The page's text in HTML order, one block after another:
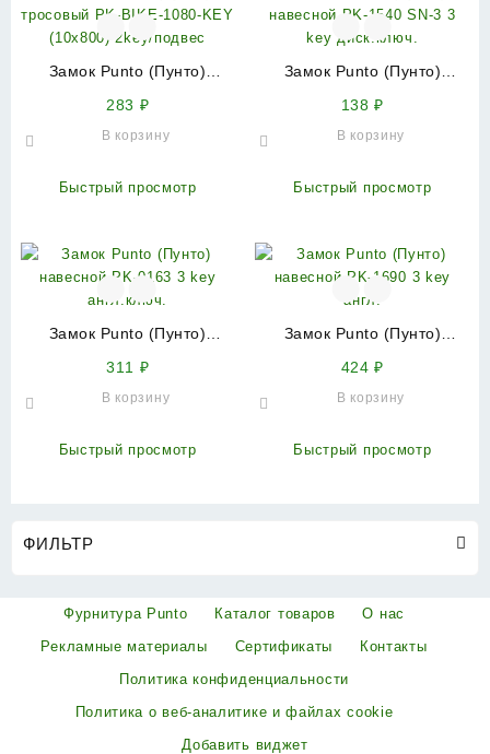
Замок Punto (Пунто)
283 ₽
В корзину
Быстрый просмотр
Замок Punto (Пунто)
138₽
В корзину
Быстрый просмотр
Замок Punto (Пунто)
311 ₽
В корзину
Быстрый просмотр
Замок Punto (Пунто)
424₽
В корзину
Быстрый просмотр
ФИЛЬТР
Фурнитура Punto Каталог товаров
О нас
Рекламные материалы
Сертификаты
Контакты
Политика конфиденциальности
Политика о веб-аналитике и файлах cookie
Добавить виджет